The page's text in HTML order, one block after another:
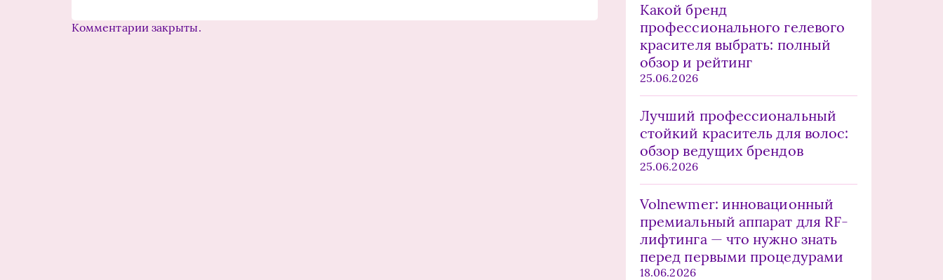
Комментарии закрыты.
Какой бренд
профессионального гелевого
красителя выбрать: полный
обзор и рейтинг
25.06.2026
Лучший профессиональный
стойкий краситель для волос:
обзор ведущих брендов
25.06.2026
Volnewmer: инновационный
премиальный аппарат для RF-
лифтинга — что нужно знать
перед первыми процедурами
18.06.2026